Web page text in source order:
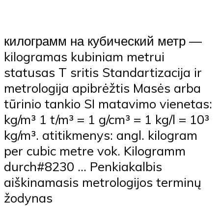
килограмм на кубический метр —
kilogramas kubiniam metrui
statusas T sritis Standartizacija ir
metrologija apibrėžtis Masės arba
tūrinio tankio SI matavimo vienetas:
kg/m³ 1 t/m³ = 1 g/cm³ = 1 kg/l = 10³
kg/m³. atitikmenys: angl. kilogram
per cubic metre vok. Kilogramm
durch#8230 … Penkiakalbis
aiškinamasis metrologijos terminų
žodynas